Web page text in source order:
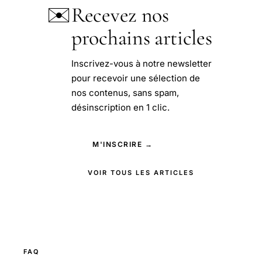
✉️Recevez nos
prochains articles
Inscrivez-vous à notre newsletter
pour recevoir une sélection de
nos contenus, sans spam,
désinscription en 1 clic.
M'INSCRIRE →
VOIR TOUS LES ARTICLES
FAQ